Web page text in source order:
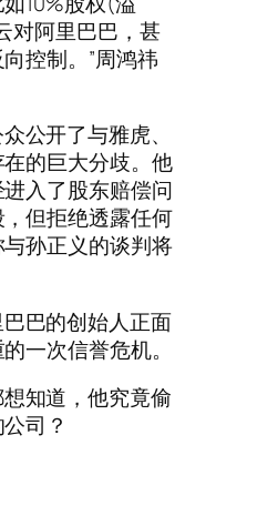
对阿里巴巴，甚
控制。”周鸿祎
公开了与雅虎、
的巨大分歧。他
入了股东赔偿问
但拒绝透露任何
孙正义的谈判将
巴的创始人正面
一次信誉危机。
知道，他究竟偷
司？